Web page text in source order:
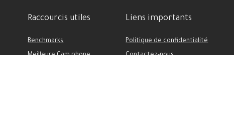
Raccourcis utiles
Benchmarks
Meilleure Cam phone
Liens importants
Politique de confidentialité
Contactez-nous